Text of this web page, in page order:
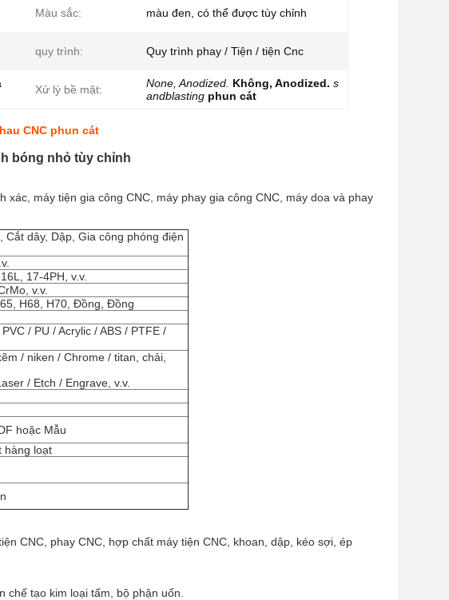
Màu sắc: màu đen, có thể được tùy chỉnh
quy trình: Quy trình phay / Tiện / tiện Cnc
Xử lý bề mặt: None, Anodized. Không, Anodized. s
andblasting phun cát
CNC phun cát
bóng nhỏ tùy chỉnh
máy tiện gia công CNC, máy phay gia công CNC, máy doa và phay
Cắt dây, Dập, Gia công phóng điện
17-4PH, v.v.
v.v.
H68, H70, Đồng, Đồng
/ PU / Acrylic / ABS / PTFE /
/ niken / Chrome / titan, chải,
/ Etch / Engrave, v.v.
hoặc Mẫu
hàng loạt
CNC, phay CNC, hợp chất máy tiện CNC, khoan, dập, kéo sợi, ép
chế tạo kim loại tấm, bộ phận uốn.